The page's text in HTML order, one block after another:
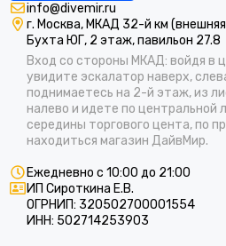
info@divemir.ru
г. Москва, МКАД 32-й км
Бухта ЮГ, 2 этаж, павильон 27.8
Вход со стороны МКАД: войдя в
увидите эскалатор наверх,
поднимаетесь на 2-й этаж, из
налево и идете по центральной
середины торгового цента, по
находиться магазин ДайвМир.
Ежедневно с 10:00 до 21:00
ИП Сироткина Е.В.
ОГРНИП: 320502700001554
ИНН: 502714253903